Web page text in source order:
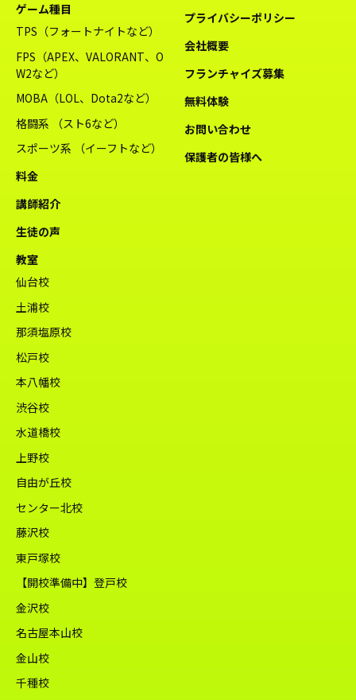
ゲーム種目
TPS（フォートナイトなど）
FPS（APEX、VALORANT、O
W2など）
MOBA（LOL、Dota2など）
格闘系 （スト6など）
スポーツ系 （イーフトなど）
料金
講師紹介
生徒の声
教室
仙台校
土浦校
那須塩原校
松戸校
本八幡校
渋谷校
水道橋校
上野校
自由が丘校
センター北校
藤沢校
東戸塚校
【開校準備中】登戸校
金沢校
名古屋本山校
金山校
千種校
プライバシーポリシー
会社概要
フランチャイズ募集
無料体験
お問い合わせ
保護者の皆様へ